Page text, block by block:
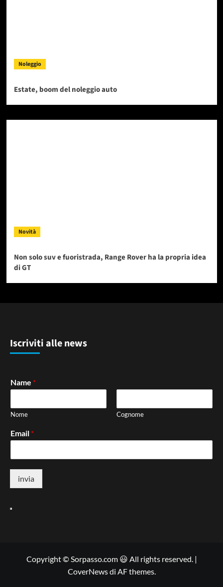
Noleggio
Estate, boom del noleggio auto
Novità
Non solo suv e fuoristrada, Range Rover ha la propria idea
di GT
Iscriviti alle news
Name *
Nome Cognome
Email *
invia
Copyright © Sorpasso.com 😃 All rights reserved. |
CoverNewsdi AF themes.